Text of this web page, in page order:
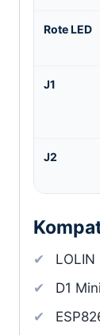
Rote LED
J1
J2
LOLIN
D1